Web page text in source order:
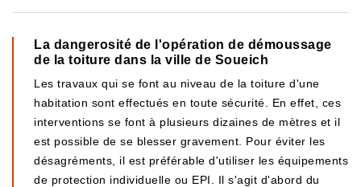
La dangerosité de l'opération de démoussage
de la toiture dans la ville de Soueich
Les travaux qui se font au niveau de la toiture d'une
habitation sont effectués en toute sécurité. En effet, ces
interventions se font à plusieurs dizaines de mètres et il
est possible de se blesser gravement. Pour éviter les
désagréments, il est préférable d'utiliser les équipements
de protection individuelle ou EPI. Il s'agit d'abord du